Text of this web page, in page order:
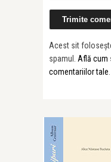
Acest sit
spamul. Află cum
comentariilor tale